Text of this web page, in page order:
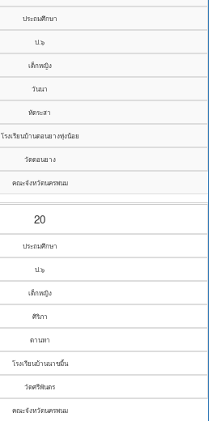
ประถมศึกษา
ป.๖
เด็กหญิง
วันนา
หัดระสา
โรงเรียนบ้านดอนยางทุ่งน้อย
วัดดอนยาง
คณะจังหวัดนครพนม
20
ประถมศึกษา
ป.๖
เด็กหญิง
ศิริภา
ดานหา
โรงเรียนบ้านนาขมิ้น
วัดศรีพันดร
คณะจังหวัดนครพนม